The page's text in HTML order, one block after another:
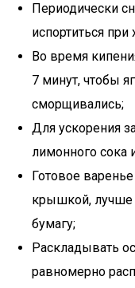
Периодически
испортиться при
Во время
7 минут, чтобы
сморщивались;
Для ускорения
лимонного сока
Готовое
крышкой, лучше
бумагу;
Раскладывать
равномерно